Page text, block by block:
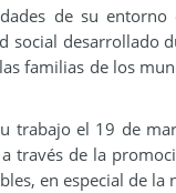
de su entorno
social desarrollado
familias de los
trabajo el 19 de
través de la
en especial de la